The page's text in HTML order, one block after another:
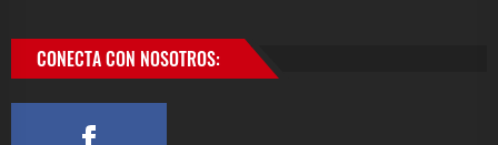
CONECTA CON NOSOTROS: